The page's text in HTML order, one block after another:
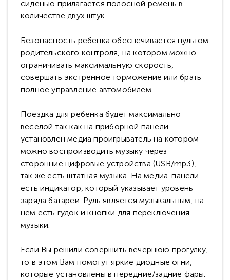
сиденью прилагается полосной ремень в
количестве двух штук.
Безопасность ребенка обеспечивается пультом
родительского контроля, на котором можно
ограничивать максимальную скорость,
совершать экстренное торможение или брать
полное управление автомобилем.
Поездка для ребенка будет максимально
веселой так как на приборной панели
установлен медиа проигрыватель на котором
можно воспроизводить музыку через
сторонние цифровые устройства (USB/mp3),
так же есть штатная музыка. На медиа-панели
есть индикатор, который указывает уровень
заряда батареи. Руль является музыкальным, на
нем есть гудок и кнопки для переключения
музыки.
Если Вы решили совершить вечернюю прогулку,
то в этом Вам помогут яркие диодные огни,
которые установлены в передние/задние фары.